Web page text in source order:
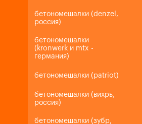
бетономешалки (denzel,
россия)
бетономешалки
(kronwerk и mtx -
германия)
бетономешалки (patriot)
бетономешалки (вихрь,
россия)
бетономешалки (зубр,